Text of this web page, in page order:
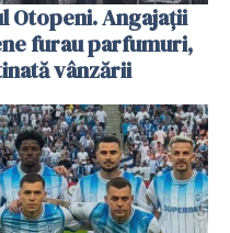
Otopeni. Angajații
furau parfumuri,
vânzării